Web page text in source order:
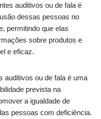
auditivos ou de fala é
dessas pessoas no
permitindo que elas
sobre produtos e
e eficaz.
auditivos ou de fala é uma
prevista na
a igualdade de
pessoas com deficiência.